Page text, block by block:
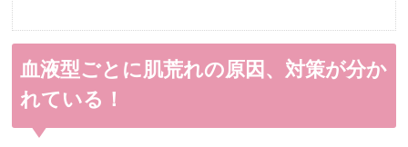
血液型ごとに肌荒れの原因、対策が分か
れている！